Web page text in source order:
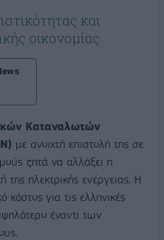
και
οικονομίας
Καταναλωτών
με ανοιχτή επιστολή της σε
ζητά να αλλάξει η
της ηλεκτρικής ενέργειας. Η
κόστος για τις ελληνικές
έναντι των